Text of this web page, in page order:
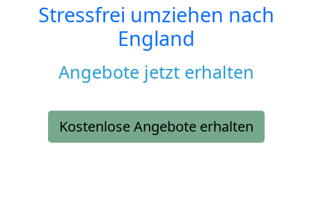
Stressfrei umziehen nach
England
Angebote jetzt erhalten
Kostenlose Angebote erhalten